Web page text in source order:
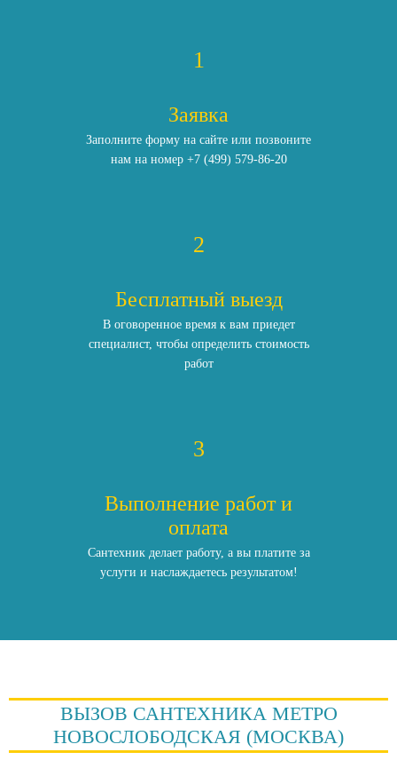
1
Заявка
Заполните форму на сайте или позвоните
нам на номер +7 (499) 579-86-20
2
Бесплатный выезд
В оговоренное время к вам приедет
специалист, чтобы определить стоимость
работ
3
Выполнение работ и
оплата
Сантехник делает работу, а вы платите за
услуги и наслаждаетесь результатом!
ВЫЗОВ САНТЕХНИКА МЕТРО
НОВОСЛОБОДСКАЯ (МОСКВА)